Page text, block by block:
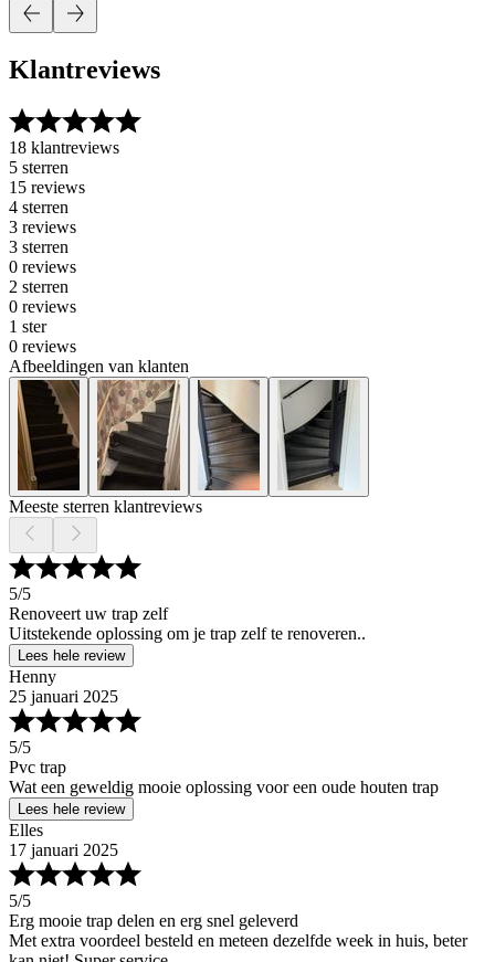
Klantreviews
18 klantreviews
5 sterren
15 reviews
4 sterren
3 reviews
3 sterren
0 reviews
2 sterren
0 reviews
1 ster
0 reviews
Afbeeldingen van klanten
Meeste sterren klantreviews
5/5
Renoveert uw trap zelf
Uitstekende oplossing om je trap zelf te renoveren..
Lees hele review
Henny
25 januari 2025
5/5
Pvc trap
Wat een geweldig mooie oplossing voor een oude houten trap
Lees hele review
Elles
17 januari 2025
5/5
Erg mooie trap delen en erg snel geleverd
Met extra voordeel besteld en meteen dezelfde week in huis, beter